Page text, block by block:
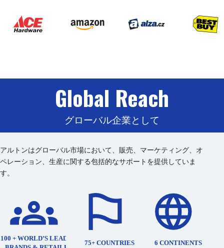
Global Reach
グローバル企業として
アルトンはグローバル市場において、販売、マーケティング、オ
ペレーション、生産に関する包括的なサポートを提供していま
す。